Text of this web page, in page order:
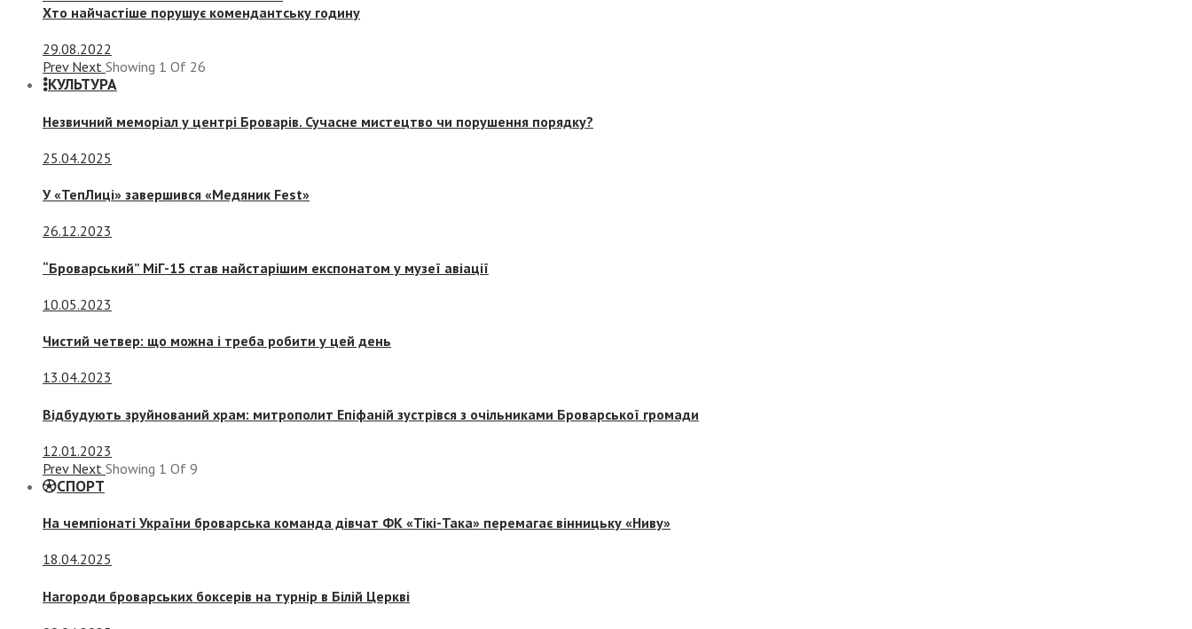
Хто найчастіше порушує комендантську годину
29.08.2022
Prev Next Showing 1 Of 26
КУЛЬТУРА
Незвичний меморіал у центрі Броварів. Сучасне мистецтво чи порушення порядку?
25.04.2025
У «ТепЛиці» завершився «Медяник Fest»
26.12.2023
“Броварський” МіГ-15 став найстарішим експонатом у музеї авіації
10.05.2023
Чистий четвер: що можна і треба робити у цей день
13.04.2023
Відбудують зруйнований храм: митрополит Епіфаній зустрівся з очільниками Броварської громади
12.01.2023
Prev Next Showing 1 Of 9
СПОРТ
На чемпіонаті України броварська команда дівчат ФК «Тікі-Така» перемагає вінницьку «Ниву»
18.04.2025
Нагороди броварських боксерів на турнір в Білій Церкві